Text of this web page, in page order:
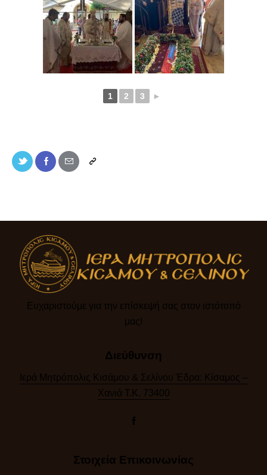
1 2 3 ►
Ευχαριστούμε για την επίσκεψή σας στον ιστότοπό
μας!​
Διεύθυνση
Ιερά Μητρόπολις Κισάμου & Σελίνου Έδρα: Κίσαμος –
Χανιά Τ.Κ. 73400
Στοιχεία Επικοινωνίας